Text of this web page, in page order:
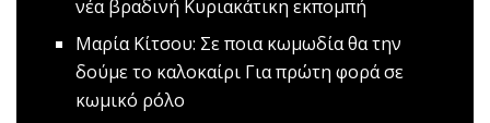
νέα βραδινή Κυριακάτικη εκπομπή
Μαρία Κίτσου: Σε ποια κωμωδία θα την
δούμε το καλοκαίρι Για πρώτη φορά σε
κωμικό ρόλο